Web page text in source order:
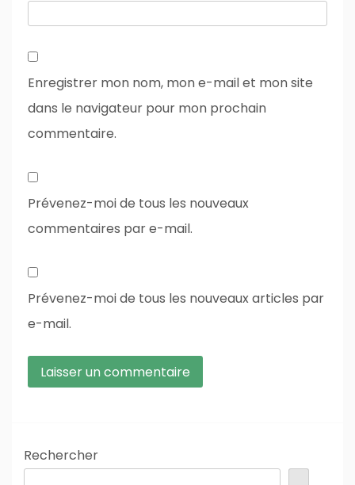
Enregistrer mon nom, mon e-mail et mon site
dans le navigateur pour mon prochain
commentaire.
Prévenez-moi de tous les nouveaux
commentaires par e-mail.
Prévenez-moi de tous les nouveaux articles par
e-mail.
Rechercher